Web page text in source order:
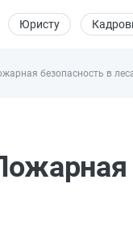
Юристу
безопасность в